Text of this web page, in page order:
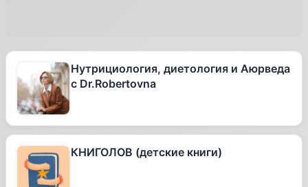
Нутрициология, диетология и Аюрведа
с Dr.Robertovna
КНИГОЛОВ (детские книги)